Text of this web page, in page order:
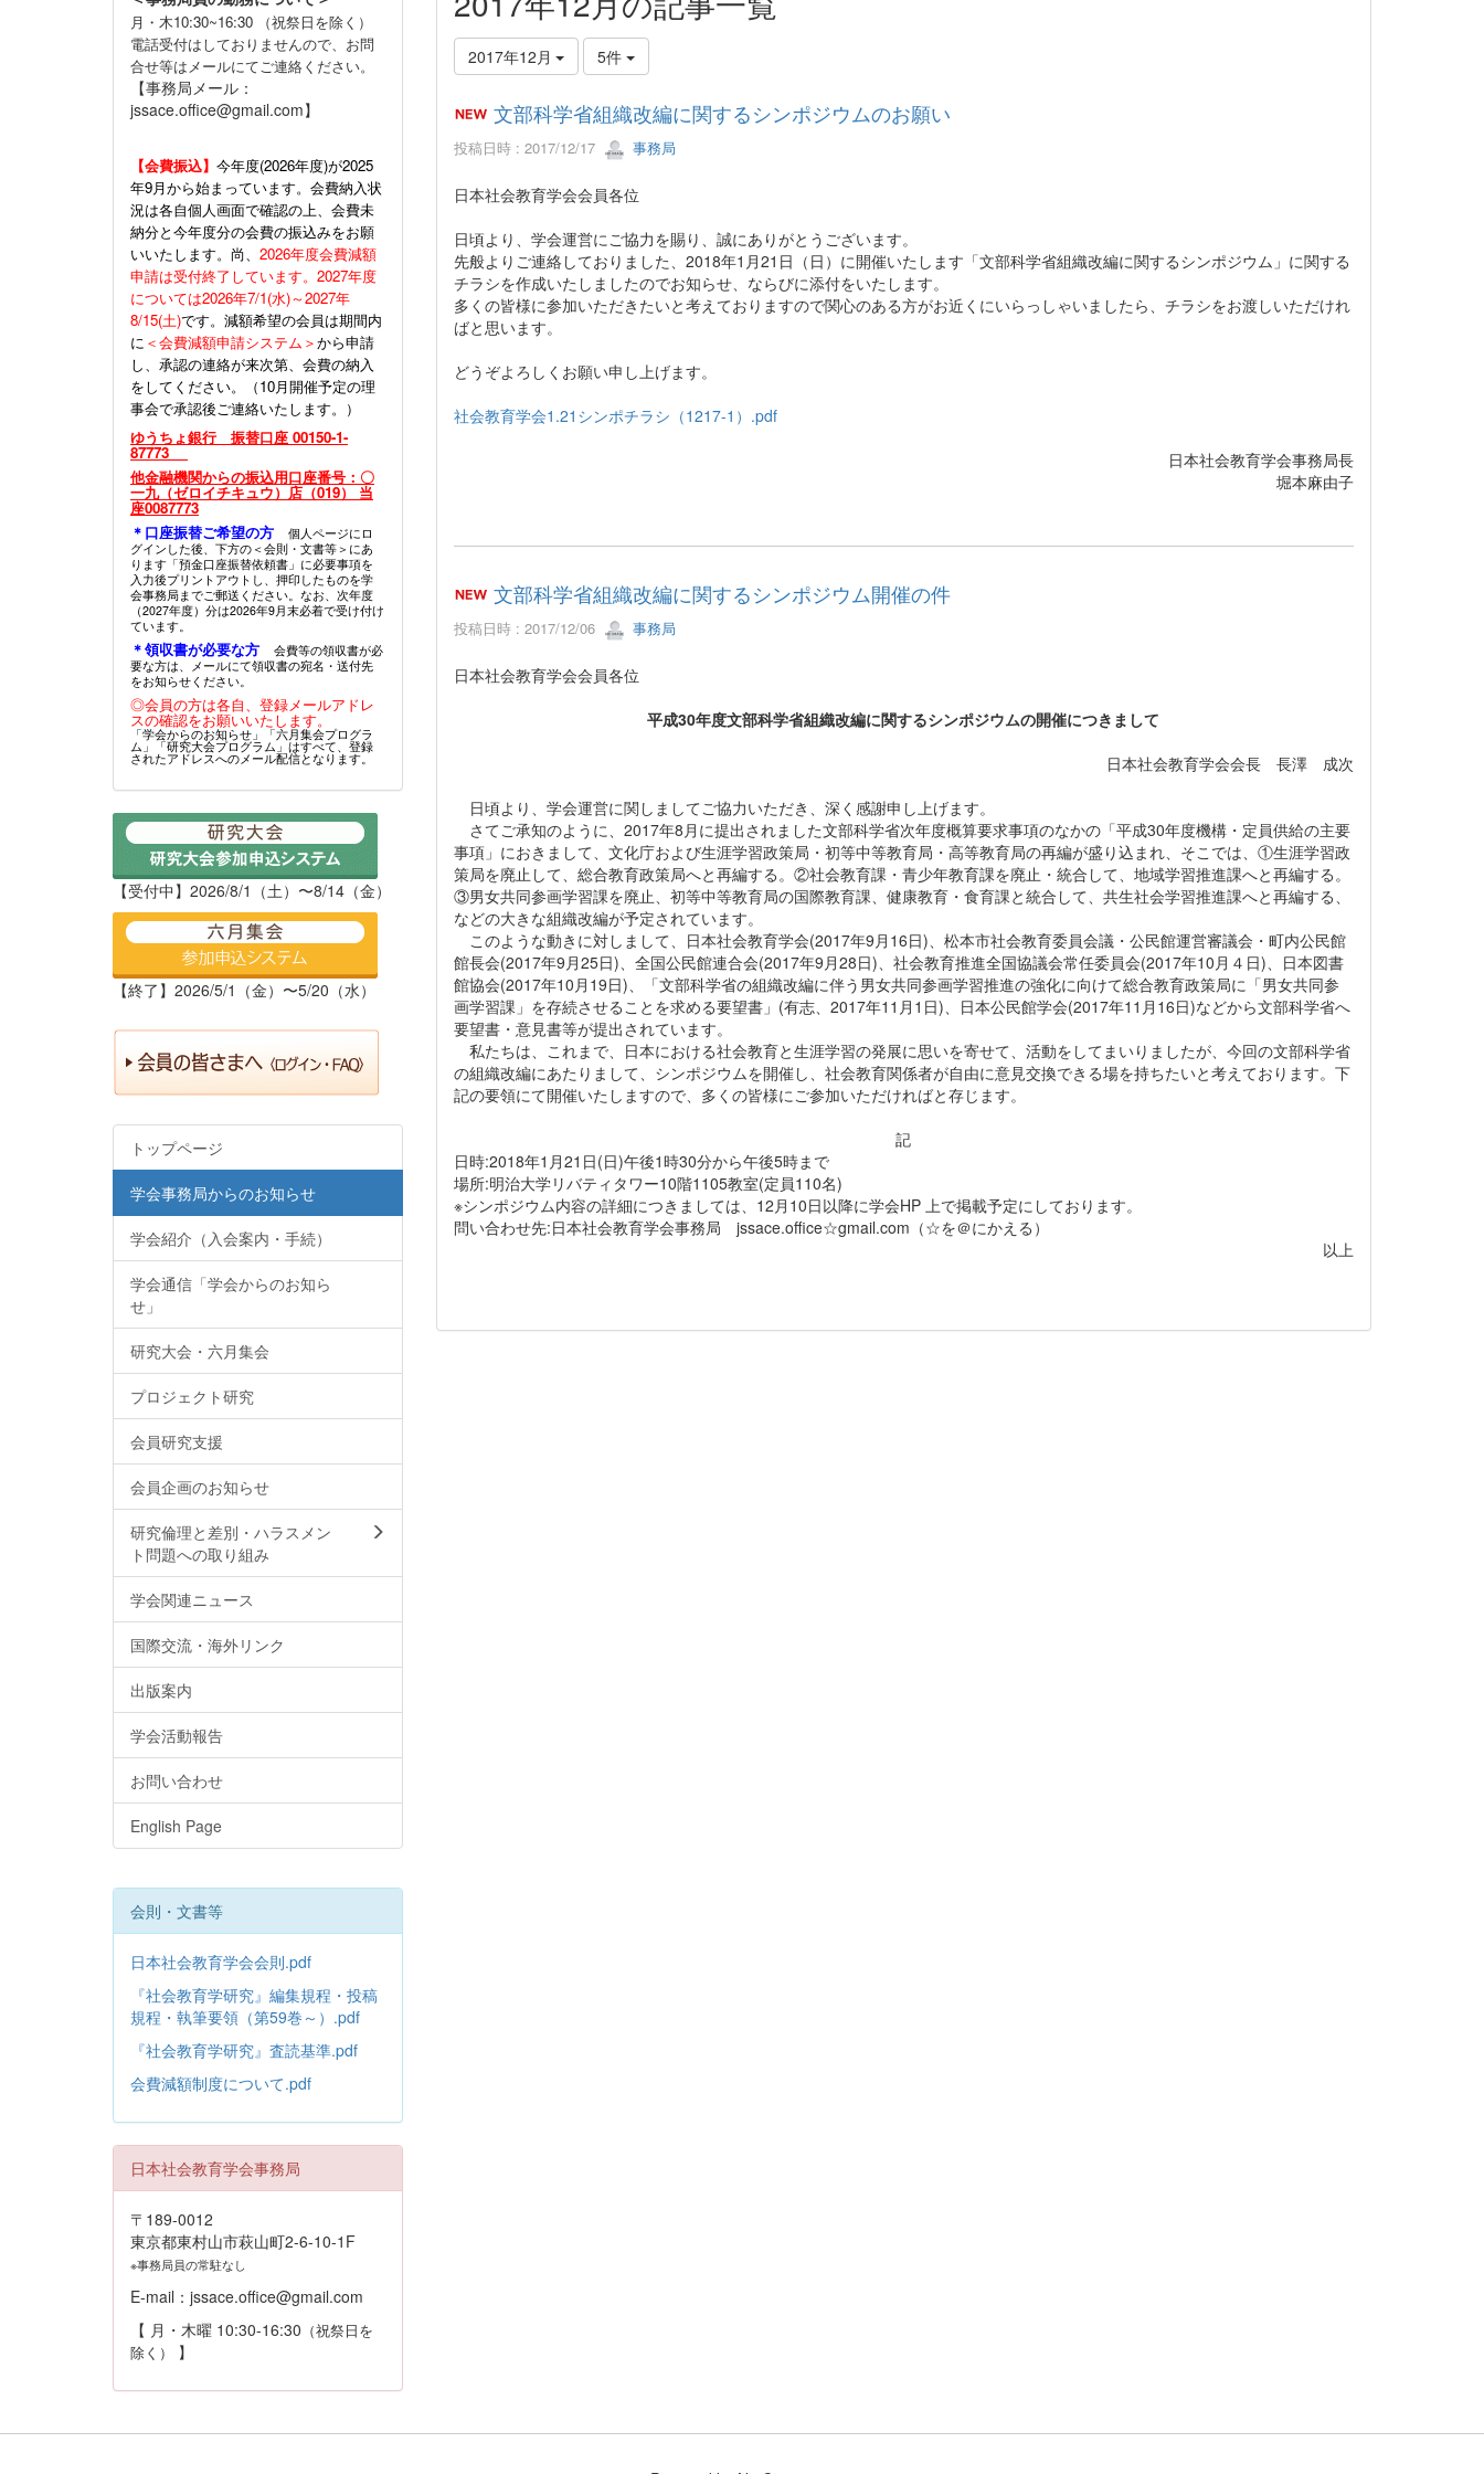
2017年12月 5件
文部科学省組織改編に関するシンポジウムのお願い
投稿日時 : 2017/12/17 事務局
日本社会教育学会会員各位
日頃より、学会運営にご協力を賜り、誠にありがとうございます。
先般よりご連絡しておりました、2018年1月21日（日）に開催いたします「文部科学省組織改編に関するシンポジウム」に関する
チラシを作成いたしましたのでお知らせ、ならびに添付をいたします。
多くの皆様に参加いただきたいと考えておりますので関心のある方がお近くにいらっしゃいましたら、チラシをお渡しいただけれ
ばと思います。
どうぞよろしくお願い申し上げます。
社会教育学会1.21シンポチラシ（1217-1）.pdf
日本社会教育学会事務局長
堀本麻由子
文部科学省組織改編に関するシンポジウム開催の件
投稿日時 : 2017/12/06 事務局
日本社会教育学会会員各位
平成30年度文部科学省組織改編に関するシンポジウムの開催につきまして
日本社会教育学会会長 長澤 成次
日頃より、学会運営に関しましてご協力いただき、深く感謝申し上げます。
さてご承知のように、2017年8月に提出されました文部科学省次年度概算要求事項のなかの「平成30年度機構・定員供給の主要
事項」におきまして、文化庁および生涯学習政策局・初等中等教育局・高等教育局の再編が盛り込まれ、そこでは、①生涯学習政
策局を廃止して、総合教育政策局へと再編する。②社会教育課・青少年教育課を廃止・統合して、地域学習推進課へと再編する。
③男女共同参画学習課を廃止、初等中等教育局の国際教育課、健康教育・食育課と統合して、共生社会学習推進課へと再編する、
などの大きな組織改編が予定されています。
このような動きに対しまして、日本社会教育学会(2017年9月16日)、松本市社会教育委員会議・公民館運営審議会・町内公民館
館長会(2017年9月25日)、全国公民館連合会(2017年9月28日)、社会教育推進全国協議会常任委員会(2017年10月４日)、日本図書
館協会(2017年10月19日)、「文部科学省の組織改編に伴う男女共同参画学習推進の強化に向けて総合教育政策局に「男女共同参
画学習課」を存続させることを求める要望書」(有志、2017年11月1日)、日本公民館学会(2017年11月16日)などから文部科学省へ
要望書・意見書等が提出されています。
私たちは、これまで、日本における社会教育と生涯学習の発展に思いを寄せて、活動をしてまいりましたが、今回の文部科学省
の組織改編にあたりまして、シンポジウムを開催し、社会教育関係者が自由に意見交換できる場を持ちたいと考えております。下
記の要領にて開催いたしますので、多くの皆様にご参加いただければと存じます。
記
日時:2018年1月21日(日)午後1時30分から午後5時まで
場所:明治大学リバティタワー10階1105教室(定員110名)
※シンポジウム内容の詳細につきましては、12月10日以降に学会HP 上で掲載予定にしております。
問い合わせ先:日本社会教育学会事務局 jssace.office☆gmail.com（☆を＠にかえる）
以上
月・木10:30~16:30 （祝祭日を除く）
電話受付はしておりませんので、お問
合せ等はメールにてご連絡ください。
【事務局メール：
jssace.office@gmail.com】
【会費振込】 今年度(2026年度)が2025
年9月から始まっています。会費納入状
況は各自個人画面で確認の上、会費未
納分と今年度分の会費の振込みをお願
いいたします。尚、 2026年度会費減額
申請は受付終了しています。2027年度
については2026年7/1(水)～2027年
8/15(土)です。減額希望の会員は期間内
に ＜会費減額申請システム＞から申請
し、承認の連絡が来次第、会費の納入
をしてください。（10月開催予定の理
事会で承認後ご連絡いたします。）
ゆうちょ銀行 振替口座 00150-1-
87773
他金融機関からの振込用口座番号：〇
一九（ゼロイチキュウ）店（019） 当
座0087773
＊口座振替ご希望の方
個人ページにロ
グインした後、下方の＜会則・文書等＞にあ
ります「預金口座振替依頼書」に必要事項を
入力後プリントアウトし、押印したものを学
会事務局までご郵送ください。なお、次年度
（2027年度）分は2026年9月末必着で受け付け
ています。
＊領収書が必要な方
会費等の領収書が必
要な方は、メールにて領収書の宛名・送付先
をお知らせください。
◎会員の方は各自、登録メールアドレ
スの確認をお願いいたします。
「学会からのお知らせ」「六月集会プログラ
ム」「研究大会プログラム」はすべて、登録
されたアドレスへのメール配信となります。
【受付中】2026/8/1（土）〜8/14（金）
【終了】2026/5/1（金）〜5/20（水）
トップページ
学会事務局からのお知らせ
学会紹介（入会案内・手続）
学会通信「学会からのお知ら
せ」
研究大会・六月集会
プロジェクト研究
会員研究支援
会員企画のお知らせ
研究倫理と差別・ハラスメン
ト問題への取り組み
学会関連ニュース
国際交流・海外リンク
出版案内
学会活動報告
お問い合わせ
English Page
会則・文書等
日本社会教育学会会則.pdf
『社会教育学研究』編集規程・投稿
規程・執筆要領（第59巻～）.pdf
『社会教育学研究』査読基準.pdf
会費減額制度について.pdf
日本社会教育学会事務局
〒189-0012
東京都東村山市萩山町2-6-10-1F
※事務局員の常駐なし
E-mail：jssace.office@gmail.com
【 月・木曜 10:30-16:30 （祝祭日を
除く）
】